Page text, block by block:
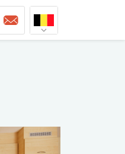
Vlaams